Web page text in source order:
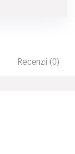
Recenzii (0)